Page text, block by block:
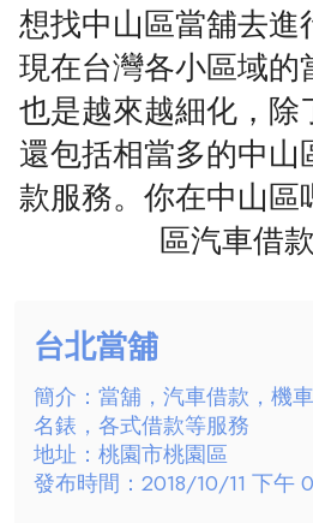
想找中山區當舖去進
現在台灣各小區域的
也是越來越細化，除
還包括相當多的中
款服務。你在中山區
區汽車借
台北當舖
簡介：當舖，汽車借款，機
名錶，各式借款等服務
地址：桃園市桃園區
發布時間：2018/10/11 下午